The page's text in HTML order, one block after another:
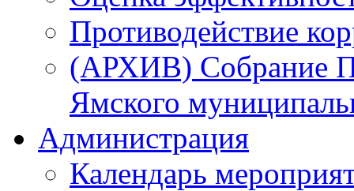
Противодействие
(АРХИВ) Собрание
Ямского
Администрация
Календарь